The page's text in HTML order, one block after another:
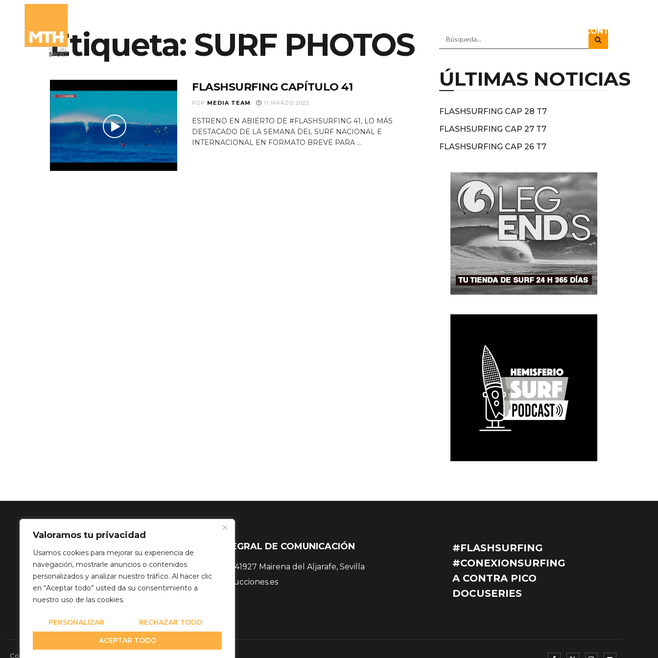
Valoramos tu privacidad
Usamos cookies para mejorar su experiencia de
navegación, mostrarle anuncios o contenidos
personalizados y analizar nuestro tráfico. Al hacer clic
en “Aceptar todo” usted da su consentimiento a
nuestro uso de las cookies.
PERSONALIZAR RECHAZAR TODO
ACEPTAR TODO
CONTACTO
Etiqueta: SURF PHOTOS
FLASHSURFING CAPÍTULO 41
POR MEDIA TEAM 11 MARZO 2022
ESTRENO EN ABIERTO DE #FLASHSURFING 41, LO MÁS
DESTACADO DE LA SEMANA DEL SURF NACIONAL E
INTERNACIONAL EN FORMATO BREVE PARA ...
ÚLTIMAS NOTICIAS
FLASHSURFING CAP 28 T7
FLASHSURFING CAP 27 T7
FLASHSURFING CAP 26 T7
SOLUCIÓN INTEGRAL DE COMUNICACIÓN
Calle Balance, 38, 41927 Mairena del Aljarafe, Sevilla
info@mediatproducciones.es
#FLASHSURFING
#CONEXIONSURFING
A CONTRA PICO
DOCUSERIES
Copyright© 2026 Media Team Producciones - Reserved